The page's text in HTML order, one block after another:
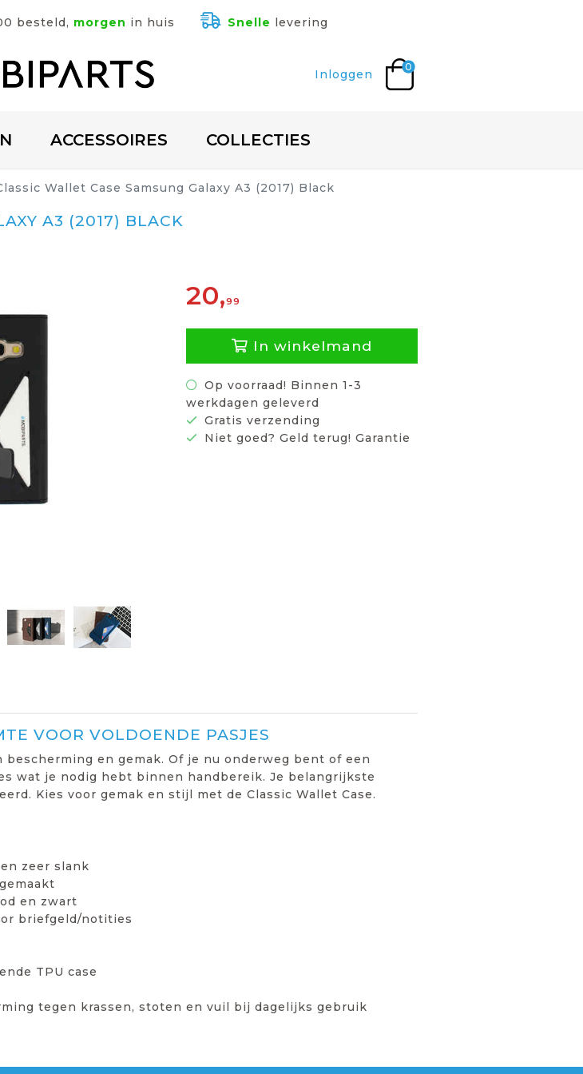
besteld, morgen in huis Snelle levering
Inloggen
0
ACCESSOIRES COLLECTIES
Wallet Case Samsung Galaxy A3 (2017) Black
A3 (2017) BLACK
20,99
In winkelmand
Op voorraad! Binnen 1-3
werkdagen geleverd
Gratis verzending
Niet goed? Geld terug! Garantie
VOOR VOLDOENDE PASJES
en gemak. Of je nu onderweg bent of een
wat je nodig hebt binnen handbereik. Je belangrijkste
Kies voor gemak en stijl met de Classic Wallet Case.
zeer slank
en zwart
briefgeld/notities
TPU case
tegen krassen, stoten en vuil bij dagelijks gebruik